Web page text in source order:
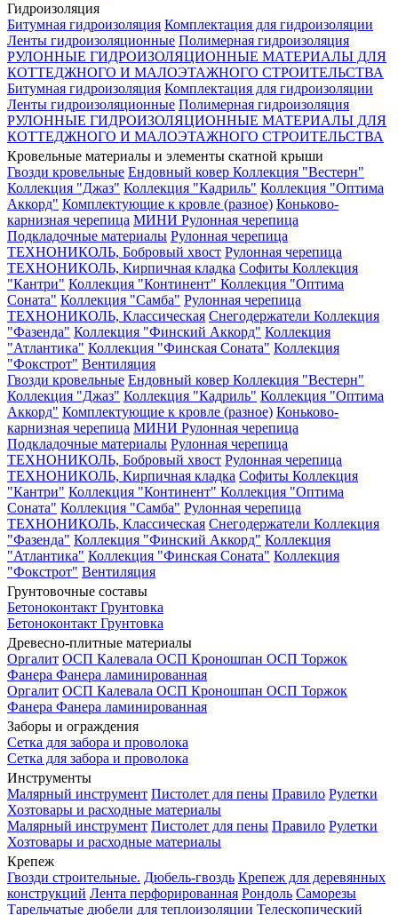
Гидроизоляция
Битумная гидроизоляция Комплектация для гидроизоляции
Ленты гидроизоляционные Полимерная гидроизоляция
РУЛОННЫЕ ГИДРОИЗОЛЯЦИОННЫЕ МАТЕРИАЛЫ ДЛЯ
КОТТЕДЖНОГО И МАЛОЭТАЖНОГО СТРОИТЕЛЬСТВА
Битумная гидроизоляция Комплектация для гидроизоляции
Ленты гидроизоляционные Полимерная гидроизоляция
РУЛОННЫЕ ГИДРОИЗОЛЯЦИОННЫЕ МАТЕРИАЛЫ ДЛЯ
КОТТЕДЖНОГО И МАЛОЭТАЖНОГО СТРОИТЕЛЬСТВА
Кровельные материалы и элементы скатной крыши
Гвозди кровельные Ендовный ковер Коллекция "Вестерн"
Коллекция "Джаз" Коллекция "Кадриль" Коллекция "Оптима
Аккорд" Комплектующие к кровле (разное) Коньково-
карнизная черепица МИНИ Рулонная черепица
Подкладочные материалы Рулонная черепица
ТЕХНОНИКОЛЬ, Бобровый хвост Рулонная черепица
ТЕХНОНИКОЛЬ, Кирпичная кладка Софиты Коллекция
"Кантри" Коллекция "Континент" Коллекция "Оптима
Соната" Коллекция "Самба" Рулонная черепица
ТЕХНОНИКОЛЬ, Классическая Снегодержатели Коллекция
"Фазенда" Коллекция "Финский Аккорд" Коллекция
"Атлантика" Коллекция "Финская Соната" Коллекция
"Фокстрот" Вентиляция
Гвозди кровельные Ендовный ковер Коллекция "Вестерн"
Коллекция "Джаз" Коллекция "Кадриль" Коллекция "Оптима
Аккорд" Комплектующие к кровле (разное) Коньково-
карнизная черепица МИНИ Рулонная черепица
Подкладочные материалы Рулонная черепица
ТЕХНОНИКОЛЬ, Бобровый хвост Рулонная черепица
ТЕХНОНИКОЛЬ, Кирпичная кладка Софиты Коллекция
"Кантри" Коллекция "Континент" Коллекция "Оптима
Соната" Коллекция "Самба" Рулонная черепица
ТЕХНОНИКОЛЬ, Классическая Снегодержатели Коллекция
"Фазенда" Коллекция "Финский Аккорд" Коллекция
"Атлантика" Коллекция "Финская Соната" Коллекция
"Фокстрот" Вентиляция
Грунтовочные составы
Бетоноконтакт Грунтовка
Бетоноконтакт Грунтовка
Древесно-плитные материалы
Оргалит ОСП Калевала ОСП Кроношпан ОСП Торжок
Фанера Фанера ламинированная
Оргалит ОСП Калевала ОСП Кроношпан ОСП Торжок
Фанера Фанера ламинированная
Заборы и ограждения
Сетка для забора и проволока
Сетка для забора и проволока
Инструменты
Малярный инструмент Пистолет для пены Правило Рулетки
Хозтовары и расходные материалы
Малярный инструмент Пистолет для пены Правило Рулетки
Хозтовары и расходные материалы
Крепеж
Гвозди строительные. Дюбель-гвоздь Крепеж для деревянных
конструкций Лента перфорированная Рондоль Саморезы
Тарельчатые дюбели для теплоизоляции Телескопический